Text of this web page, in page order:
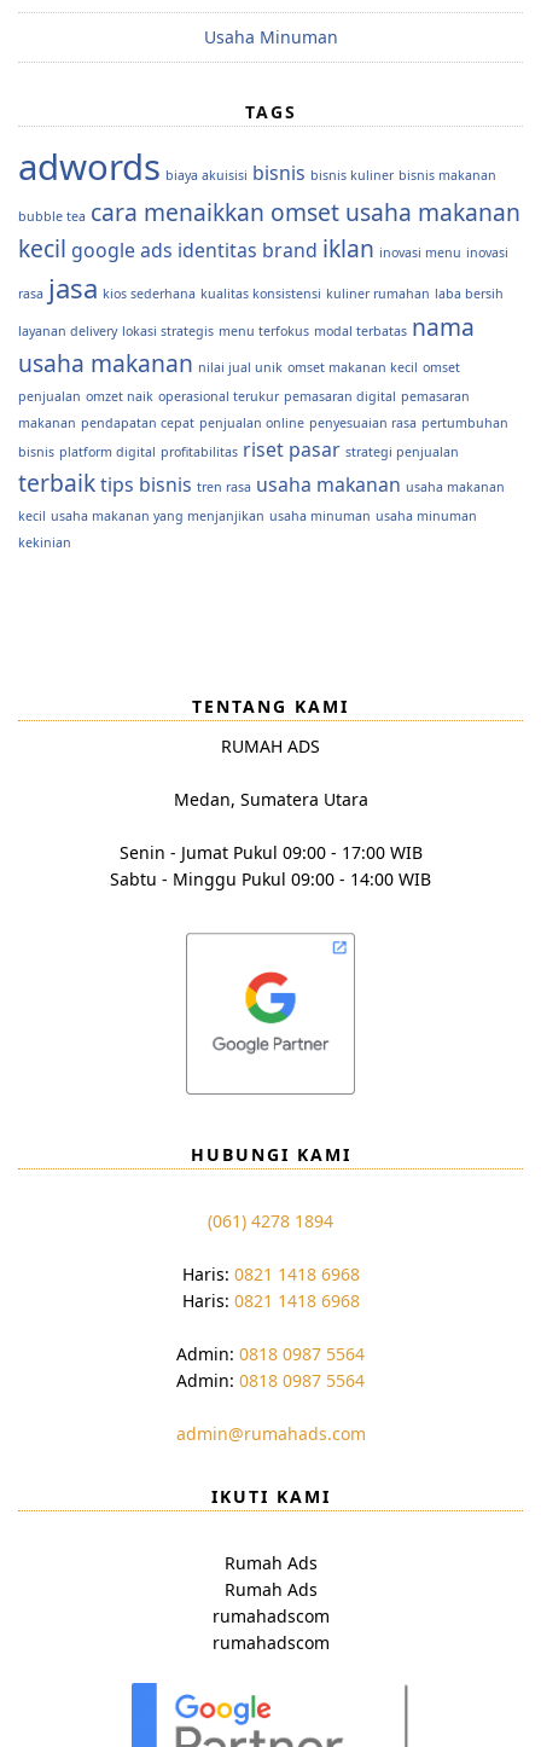
Usaha Minuman
TAGS
adwords biaya akuisisi bisnis bisnis kuliner bisnis makanan
bubble tea cara menaikkan omset usaha makanan
kecil google ads identitas brand iklan inovasi menu inovasi
rasa jasa kios sederhana kualitas konsistensi kuliner rumahan laba bersih
layanan delivery lokasi strategis menu terfokus modal terbatas nama
usaha makanan nilai jual unik omset makanan kecil omset
penjualan omzet naik operasional terukur pemasaran digital pemasaran
makanan pendapatan cepat penjualan online penyesuaian rasa pertumbuhan
bisnis platform digital profitabilitas riset pasar strategi penjualan
terbaiktips bisnis tren rasa usaha makanan usaha makanan
kecil usaha makanan yang menjanjikan usaha minuman usaha minuman
kekinian
TENTANG KAMI
RUMAH ADS
Medan, Sumatera Utara
Senin - Jumat Pukul 09:00 - 17:00 WIB
Sabtu - Minggu Pukul 09:00 - 14:00 WIB
HUBUNGI KAMI
(061) 4278 1894
Haris: 0821 1418 6968
Haris: 0821 1418 6968
Admin: 0818 0987 5564
Admin: 0818 0987 5564
admin@rumahads.com
IKUTI KAMI
Rumah Ads
Rumah Ads
rumahadscom
rumahadscom